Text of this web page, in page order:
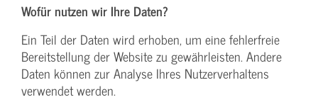
Wofür nutzen wir Ihre Daten?
Ein Teil der Daten wird erhoben, um eine fehlerfreie
Bereitstellung der Website zu gewährleisten. Andere
Daten können zur Analyse Ihres Nutzerverhaltens
verwendet werden.